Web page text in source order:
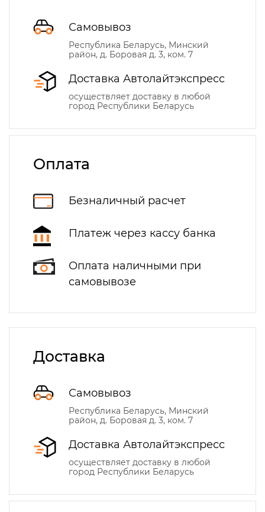
Самовывоз
Республика Беларусь, Минский
район, д. Боровая д. 3, ком. 7
Доставка Автолайтэкспресс
осуществляет доставку в любой
город Республики Беларусь
Оплата
Безналичный расчет
Платеж через кассу банка
Оплата наличными при
самовывозе
Доставка
Самовывоз
Республика Беларусь, Минский
район, д. Боровая д. 3, ком. 7
Доставка Автолайтэкспресс
осуществляет доставку в любой
город Республики Беларусь